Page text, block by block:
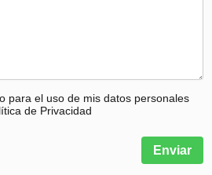
para el uso de mis datos personales
de Privacidad
Enviar